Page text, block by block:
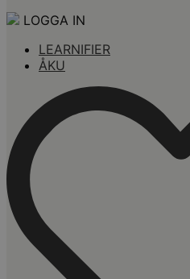
LOGGA IN
LEARNIFIER
ÅKU